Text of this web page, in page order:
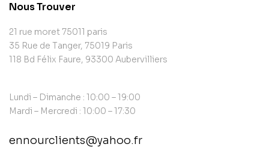
Nous Trouver
21 rue moret 75011 paris
35 Rue de Tanger, 75019 Paris
118 Bd Félix Faure, 93300 Aubervilliers
Lundi – Dimanche : 10:00 – 19:00
Mardi – Mercredi : 10:00 – 17:30
ennourclients@yahoo.fr